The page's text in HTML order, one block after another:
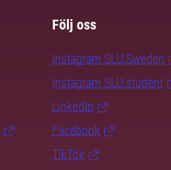
Följ oss
Instagram SLU.Sweden
Instagram SLU.student
LinkedIn
Facebook
TikTok